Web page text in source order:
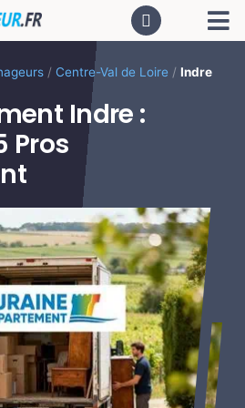
/ Centre-Val de Loire / Indre
Indre :
Pros